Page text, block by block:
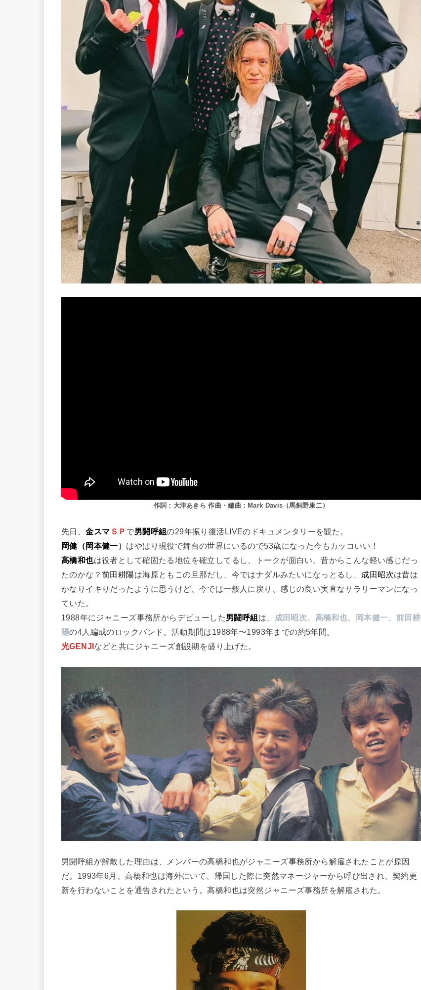
作詞：大津あきら 作曲・編曲：Mark Davis（馬飼野康二）
先日、金スマ ＳＰ で男闘呼組の29年振り復活LIVEのドキュメンタリーを観た。
岡健（岡本健一） はやはり現役で舞台の世界にいるので53歳になった今もカッコいい！
高橋和也は役者として確固たる地位を確立してるし、トークが面白い。昔からこんな軽い感じだっ
たのかな？前田耕陽は海原ともこの旦那だし、今ではナダルみたいになっとるし、 成田昭次は昔は
かなりイキりだったように思うけど、今では一般人に戻り、感じの良い実直なサラリーマンになっ
ていた。
1988年にジャニーズ事務所からデビューした男闘呼組 は、 成田昭次、高橋和也、岡本健一、前田耕
陽の4人編成のロックバンド。活動期間は1988年〜1993年までの約5年間。
光GENJI などと共にジャニーズ創設期を盛り上げた。
男闘呼組が解散した理由は、メンバーの高橋和也がジャニーズ事務所から解雇されたことが原因
だ。1993年6月、高橋和也は海外にいて、帰国した際に突然マネージャーから呼び出され、契約更
新を行わないことを通告されたという。高橋和也は突然ジャニーズ事務所を解雇された。